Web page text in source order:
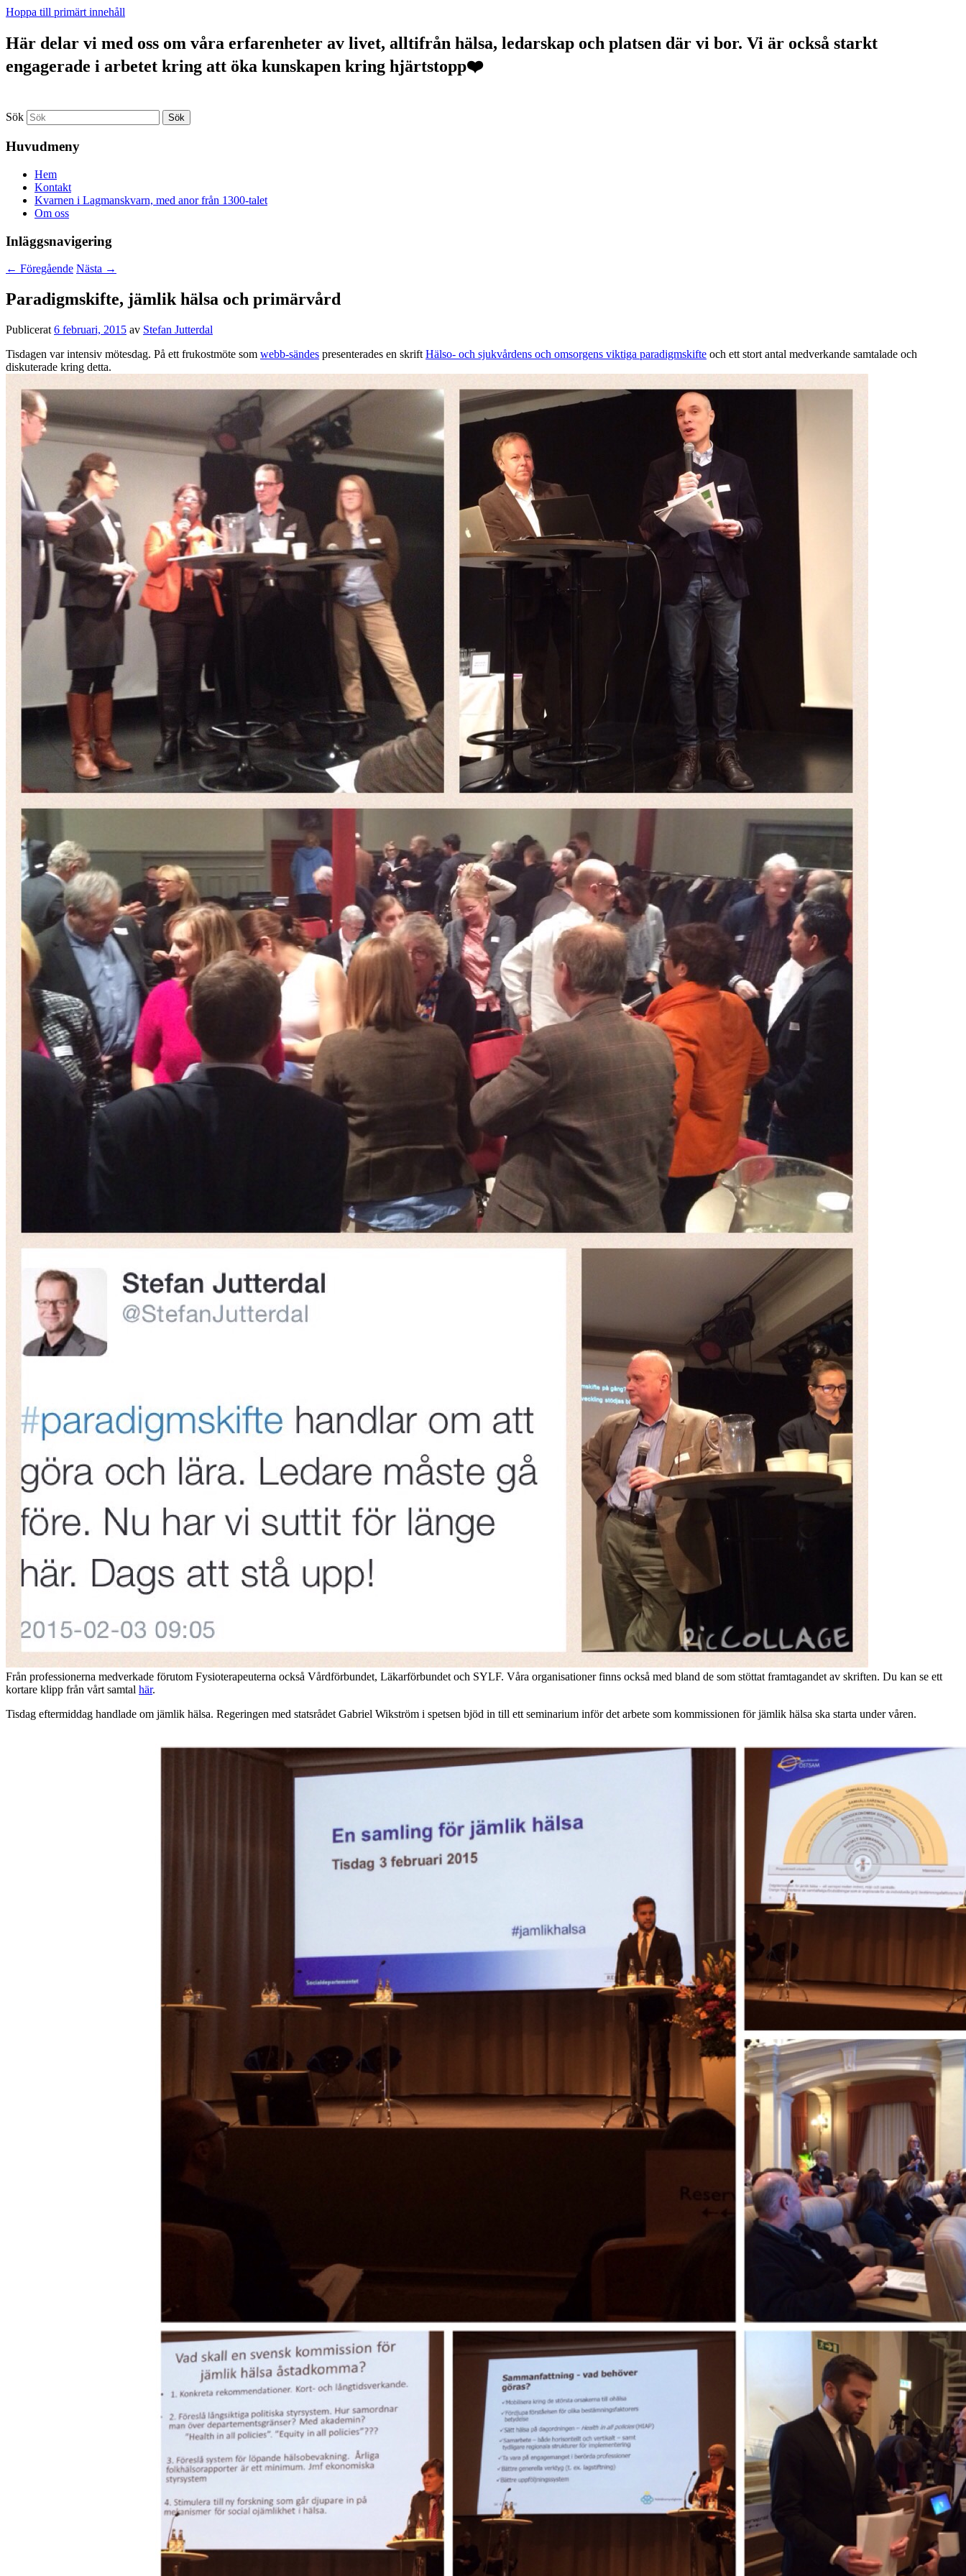
Hoppa till primärt innehåll
Här delar vi med oss om våra erfarenheter av livet, alltifrån hälsa, ledarskap och platsen där vi bor. Vi är också starkt
engagerade i arbetet kring att öka kunskapen kring hjärtstopp❤️
Sök
Huvudmeny
Hem
Kontakt
Kvarnen i Lagmanskvarn, med anor från 1300-talet
Om oss
Inläggsnavigering
← Föregående Nästa →
Paradigmskifte, jämlik hälsa och primärvård
Publicerat 6 februari, 2015 av Stefan Jutterdal
Tisdagen var intensiv mötesdag. På ett frukostmöte som webb-sändes presenterades en skrift Hälso- och sjukvårdens och omsorgens viktiga paradigmskifte och ett stort antal medverkande samtalade och
diskuterade kring detta.
Från professionerna medverkade förutom Fysioterapeuterna också Vårdförbundet, Läkarförbundet och SYLF. Våra organisationer finns också med bland de som stöttat framtagandet av skriften. Du kan se ett
kortare klipp från vårt samtal här.
Tisdag eftermiddag handlade om jämlik hälsa. Regeringen med statsrådet Gabriel Wikström i spetsen bjöd in till ett seminarium inför det arbete som kommissionen för jämlik hälsa ska starta under våren.